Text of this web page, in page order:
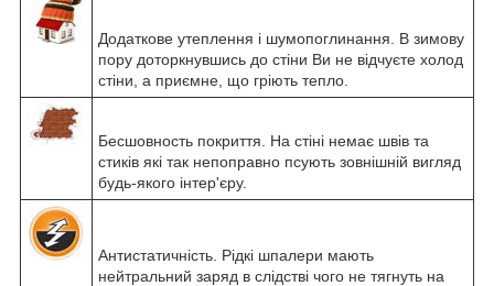
Додаткове утеплення і шумопоглинання. В зимову
пору доторкнувшись до стіни Ви не відчуєте холод
стіни, а приємне, що гріють тепло.
Бесшовность покриття. На стіні немає швів та
стиків які так непоправно псують зовнішній вигляд
будь-якого інтер'єру.
Антистатичність. Рідкі шпалери мають
нейтральний заряд в слідстві чого не тягнуть на